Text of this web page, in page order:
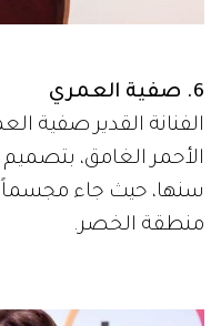
6. صفية العمري
الفنانة القدير صفية
الأحمر الغامق،
سنها، حيث جاء
منطقة الخصر.